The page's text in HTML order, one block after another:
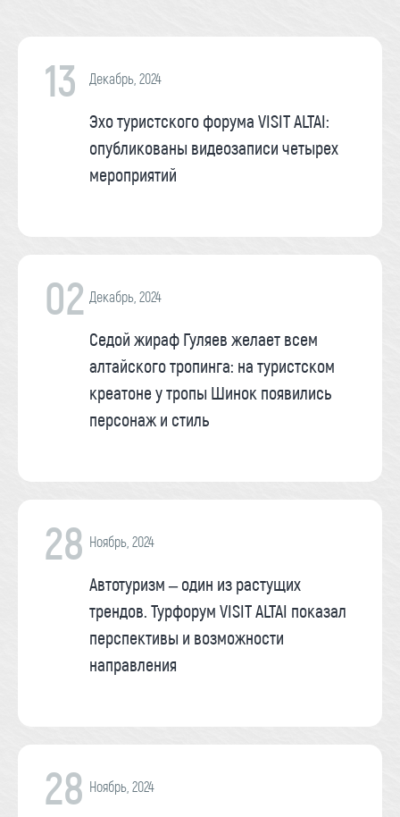
13 Декабрь, 2024
Эхо туристского форума VISIT ALTAI:
опубликованы видеозаписи четырех
мероприятий
02 Декабрь, 2024
Седой жираф Гуляев желает всем
алтайского тропинга: на туристском
креатоне у тропы Шинок появились
персонаж и стиль
28 Ноябрь, 2024
Автотуризм – один из растущих
трендов. Турфорум VISIT ALTAI показал
перспективы и возможности
направления
28 Ноябрь, 2024